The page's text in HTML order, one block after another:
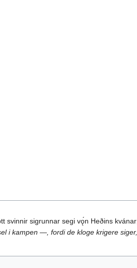
sigrunnar segi vǫ́n Heðins
i kampen —, fordi de kloge krigere